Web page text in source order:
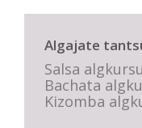
Algajate
Salsa
Bachata
Kizomba